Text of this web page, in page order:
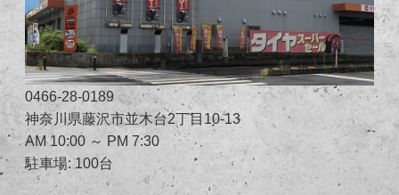
0466-28-0189
神奈川県藤沢市並木台2丁目10-13
AM 10:00 ～ PM 7:30
駐車場: 100台